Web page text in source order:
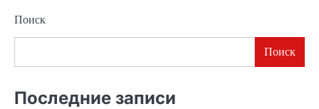
Поиск
Поиск
Последние записи